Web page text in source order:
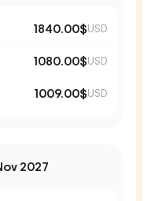
1840.00$USD
1080.00$USD
1009.00$USD
2027